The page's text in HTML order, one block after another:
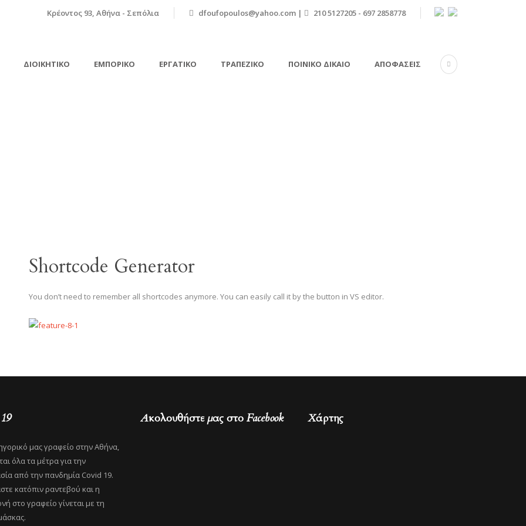
Κρέοντος 93, Αθήνα - Σεπόλια dfoufopoulos@yahoo.com | 210 5127205 - 697 2858778
ΔΙΟΙΚΗΤΙΚΌ ΕΜΠΟΡΙΚΌ ΕΡΓΑΤΙΚΌ ΤΡΑΠΕΖΙΚΌ ΠΟΙΝΙΚΌ ΔΊΚΑΙΟ ΑΠΟΦΆΣΕΙΣ
Shortcode Generator
You don’t need to remember all shortcodes anymore. You can easily call it by the button in VS editor.
μας γραφείο στην Αθήνα,
όλα τα μέτρα για την
από την πανδημία Covid 19.
κατόπιν ραντεβού και η
στο γραφείο γίνεται με τη
Ακολουθήστε μας στο Facebook Χάρτης